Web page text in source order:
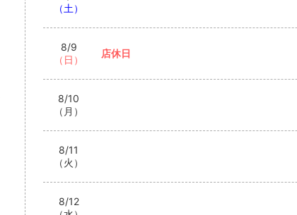
（土）
8/9
（日）
店休日
8/10
（月）
8/11
（火）
8/12